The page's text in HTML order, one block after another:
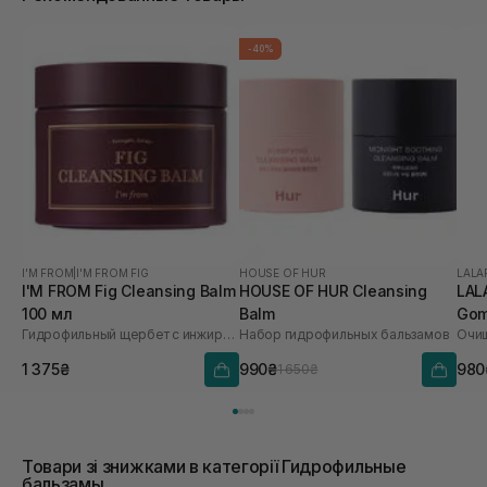
I'M FROM I'M FROM FIG
I'M FROM Fig Cleansing Balm
100 мл
Гидрофильный щербет с инжиром
1 375₴
-40%
HOUSE OF HUR
HOUSE OF HUR Cleansing
Balm
Набор гидрофильных бальзамов
990₴1 650₴
мл
Товари зі знижками в категорії Гидрофильные